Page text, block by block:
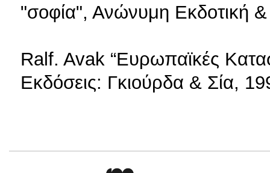
"σοφία", Ανώνυμη Εκδοτική
Ralf. Avak “Ευρωπαϊκές
Εκδόσεις: Γκιούρδα & Σία,